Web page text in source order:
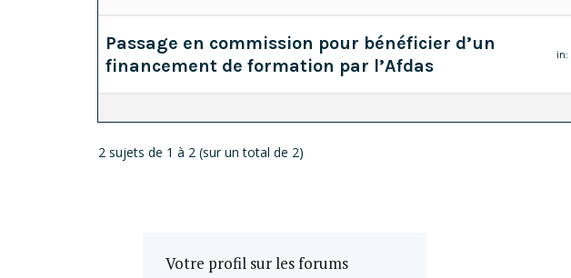
Passage en commission pour bénéficier d’un
financement de formation par l’Afdas
in:
2 sujets de 1 à 2 (sur un total de 2)
Votre profil sur les forums